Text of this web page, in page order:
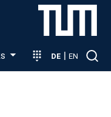
DE | EN